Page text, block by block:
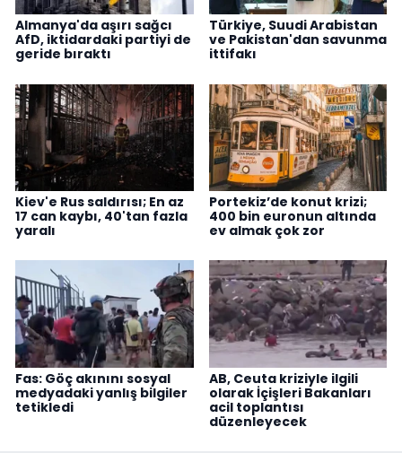
Almanya'da aşırı sağcı
AfD, iktidardaki partiyi de
geride bıraktı
Türkiye, Suudi Arabistan
ve Pakistan'dan savunma
ittifakı
Kiev'e Rus saldırısı; En az
17 can kaybı, 40'tan fazla
yaralı
Portekiz’de konut krizi;
400 bin euronun altında
ev almak çok zor
Fas: Göç akınını sosyal
medyadaki yanlış bilgiler
tetikledi
AB, Ceuta kriziyle ilgili
olarak İçişleri Bakanları
acil toplantısı
düzenleyecek